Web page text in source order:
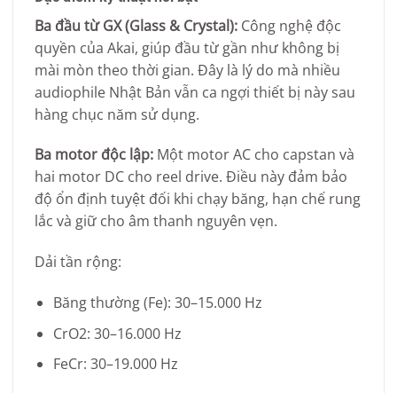
Ba đầu từ GX (Glass & Crystal): Công nghệ độc
quyền của Akai, giúp đầu từ gần như không bị
mài mòn theo thời gian. Đây là lý do mà nhiều
audiophile Nhật Bản vẫn ca ngợi thiết bị này sau
hàng chục năm sử dụng.
Ba motor độc lập: Một motor AC cho capstan và
hai motor DC cho reel drive. Điều này đảm bảo
độ ổn định tuyệt đối khi chạy băng, hạn chế rung
lắc và giữ cho âm thanh nguyên vẹn.
Dải tần rộng:
Băng thường (Fe): 30–15.000 Hz
CrO2: 30–16.000 Hz
FeCr: 30–19.000 Hz